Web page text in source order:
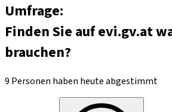
Umfrage:
Finden Sie auf evi.gv.at
brauchen?
9 Personen haben heute abgestimmt